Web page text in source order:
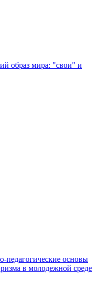
образ мира: "свои" и
педагогические основы
в молодежной среде